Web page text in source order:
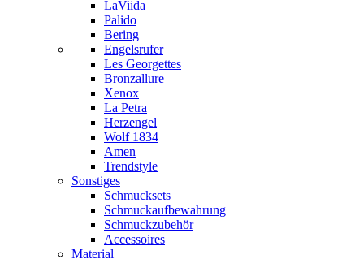
LaViida
Palido
Bering
Engelsrufer
Les Georgettes
Bronzallure
Xenox
La Petra
Herzengel
Wolf 1834
Amen
Trendstyle
Sonstiges
Schmucksets
Schmuckaufbewahrung
Schmuckzubehör
Accessoires
Material